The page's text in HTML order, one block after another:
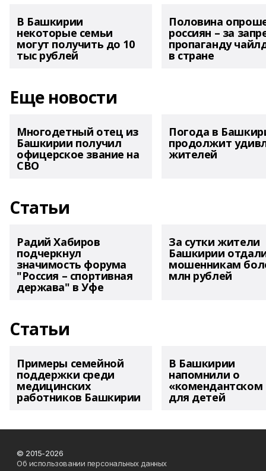
В Башкирии
некоторые семьи
могут получить до 10
тыс рублей
Половина
россиян – за
пропаганду
в стране
Еще новости
Многодетный отец из
Башкирии получил
офицерское звание на
СВО
Погода в
продолжит
жителей
Статьи
Радий Хабиров
подчеркнул
значимость форума
"Россия – спортивная
держава" в Уфе
За сутки жители
Башкирии
мошенникам
млн рублей
Статьи
Примеры семейной
поддержки среди
медицинских
работников Башкирии
В Башкирии
напомнили о
«комендантском
для детей
© 2015-2026
Об использовании персональных данных